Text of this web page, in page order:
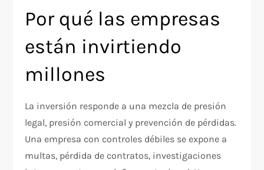
Por qué las empresas
están invirtiendo
millones
La inversión responde a una mezcla de presión
legal, presión comercial y prevención de pérdidas.
Una empresa con controles débiles se expone a
multas, pérdida de contratos, investigaciones